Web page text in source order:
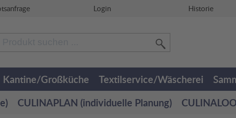
Login Historie
Kantine/Großküche Textilservice/Wäscherei
CULINAPLAN (individuelle Planung)